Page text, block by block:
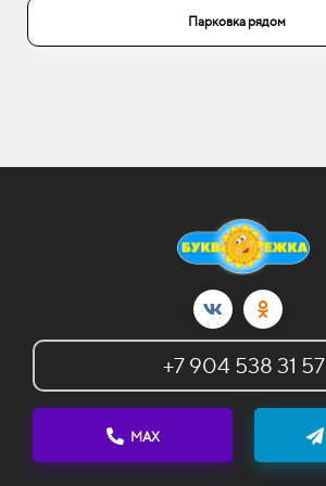
Парковка рядом
Парковка рядом
Парковка рядом
Парковка рядом
+7 904 538 31 57
MAX